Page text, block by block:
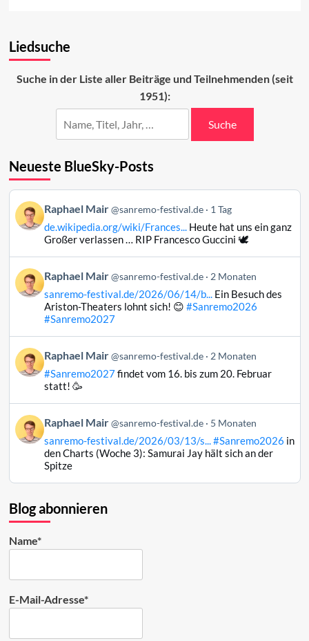
neu?
auf
Prüfstand
Liedsuche
Suche in der Liste aller Beiträge und Teilnehmenden (seit
1951):
Suche
Neueste BlueSky-Posts
Beitrag
von
Raphael
Bluesky
ansehen
Raphael Mair @sanremo-festival.de 1 Tag
de.wikipedia.org/wiki/Frances...Heute hat uns ein ganz
Großer verlassen … RIP Francesco Guccini 🕊️
Beitrag
von
Raphael
ansehen
Raphael Mair @sanremo-festival.de 2 Monaten
sanremo-festival.de/2026/06/14/b...Ein Besuch des
Ariston-Theaters lohnt sich! 😊 #Sanremo2026
#Sanremo2027
Beitrag
von
Raphael
Bluesky
ansehen
Raphael Mair @sanremo-festival.de 2 Monaten
#Sanremo2027findet vom 16. bis zum 20. Februar
statt! 🥳
Beitrag
von
Raphael
ansehen
Raphael Mair @sanremo-festival.de 5 Monaten
sanremo-festival.de/2026/03/13/s...#Sanremo2026 in
den Charts (Woche 3): Samurai Jay hält sich an der
Spitze
Blog abonnieren
Name*
E-Mail-Adresse*